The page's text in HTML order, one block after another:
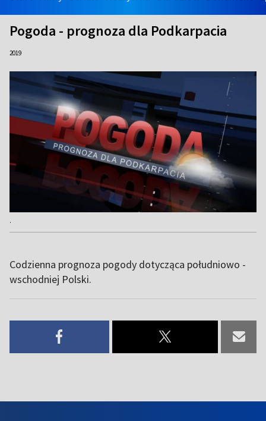
Pogoda - prognoza dla Podkarpacia
2019
.
Codzienna prognoza pogody dotycząca południowo -
wschodniej Polski.